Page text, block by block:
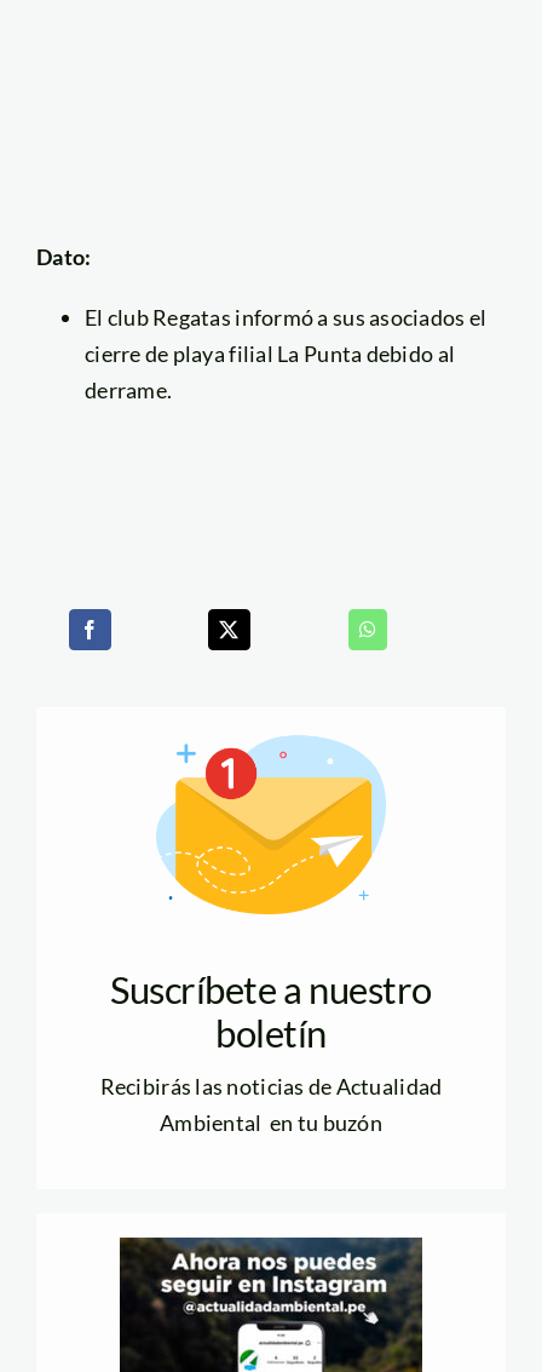
Dato:
El club Regatas informó a sus asociados el
cierre de playa filial La Punta debido al
derrame.
Suscríbete a nuestro
boletín
Recibirás las noticias de Actualidad
Ambiental en tu buzón